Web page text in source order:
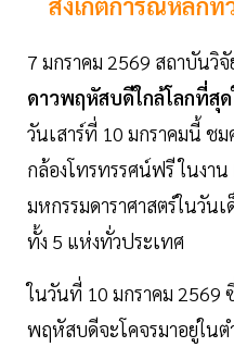
7 มกราคม 2569 สถาบันวิ
ดาวพฤหัสบดีใกล้โลกที่สุ
วันเสาร์ที่ 10 มกราคมนี้ ชม
กล้องโทรทรรศน์ฟรี ในงา
มหกรรมดาราศาสตร์ในวัน
ทั้ง 5 แห่งทั่วประเทศ
ในวันที่ 10 มกราคม 2569
พฤหัสบดีจะโคจรมาอยู่ในต